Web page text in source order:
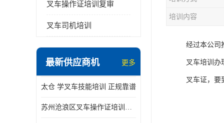
叉车操作证培训复审
叉车司机培训
最新供应商机 更多
太仓 学叉车技能培训 正规靠谱
苏州沧浪区叉车操作证培训已更新科目
培训内容
经过本公司
叉车培训办
叉车证，要